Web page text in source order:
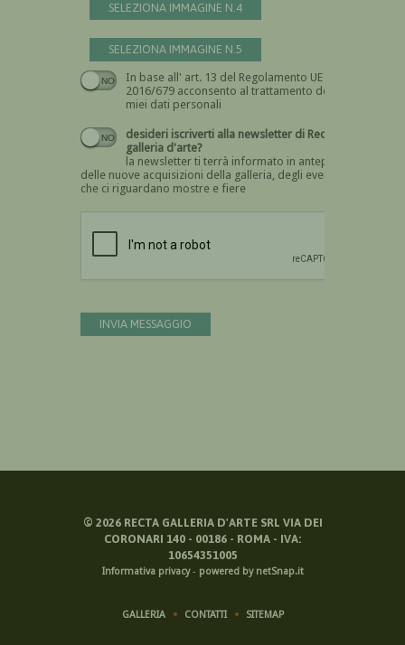
SELEZIONA IMMAGINE N.4
SELEZIONA IMMAGINE N.5
In base all' art. 13 del Regolamento UE n.
2016/679 acconsento al trattamento dei
miei dati personali
Devi dare il consenso
desideri iscriverti alla newsletter di Recta
galleria d'arte?
la newsletter ti terrà informato in anteprima
delle nuove acquisizioni della galleria, degli eventi
che ci riguardano mostre e fiere
INVIA MESSAGGIO
© 2026RECTA GALLERIA D'ARTE SRL VIA DEI
CORONARI 140 - 00186 - ROMA - IVA:
10654351005
Informativa privacy- powered by netSnap.it
GALLERIA CONTATTI SITEMAP